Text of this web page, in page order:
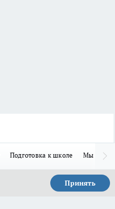
Подготовка к школе Мы в MAX
Принять